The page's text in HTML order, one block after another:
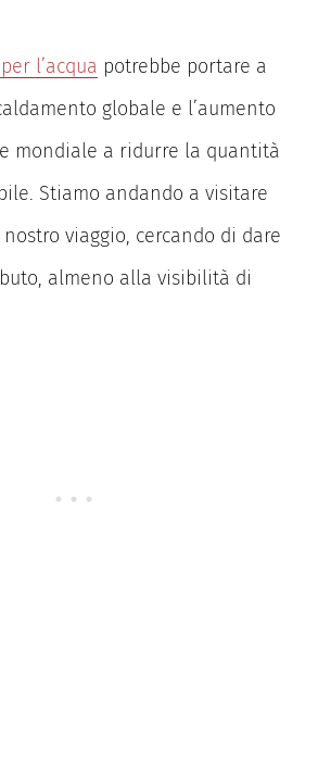
l’acqua potrebbe portare a
globale e l’aumento
mondiale a ridurre la quantità
Stiamo andando a visitare
viaggio, cercando di dare
almeno alla visibilità di